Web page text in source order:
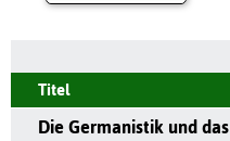
Titel
Die Germanistik und